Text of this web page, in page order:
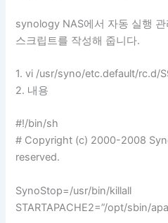
synology NAS에서 자동 실행
스크립트를 작성해 줍니다.
1. vi /usr/syno/etc.default/rc.d/
2. 내용
#!/bin/sh
# Copyright (c) 2000-2008
reserved.
SynoStop=/usr/bin/killall
STARTAPACHE2=”/opt/sbin/